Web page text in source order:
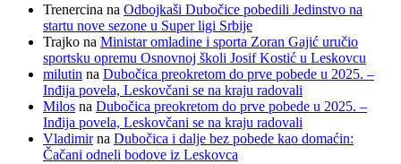
Trenercina na Odbojkaši Dubočice pobedili Jedinstvo na
startu nove sezone u Super ligi Srbije
Trajko na Ministar omladine i sporta Zoran Gajić uručio
sportsku opremu Osnovnoj školi Josif Kostić u Leskovcu
milutin na Dubočica preokretom do prve pobede u 2025. –
Inđija povela, Leskovčani se na kraju radovali
Milos na Dubočica preokretom do prve pobede u 2025. –
Inđija povela, Leskovčani se na kraju radovali
Vladimirna Dubočica i dalje bez pobede kao domaćin:
Čačani odneli bodove iz Leskovca